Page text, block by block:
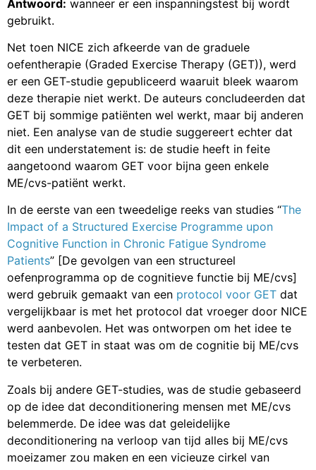
Antwoord: wanneer er een inspanningstest bij wordt
gebruikt.
Net toen NICE zich afkeerde van de graduele
oefentherapie (Graded Exercise Therapy (GET)), werd
er een GET-studie gepubliceerd waaruit bleek waarom
deze therapie niet werkt. De auteurs concludeerden dat
GET bij sommige patiënten wel werkt, maar bij anderen
niet. Een analyse van de studie suggereert echter dat
dit een understatement is: de studie heeft in feite
aangetoond waarom GET voor bijna geen enkele
ME/cvs-patiënt werkt.
In de eerste van een tweedelige reeks van studies “The
Impact of a Structured Exercise Programme upon
Cognitive Function in Chronic Fatigue Syndrome
Patients” [De gevolgen van een structureel
oefenprogramma op de cognitieve functie bij ME/cvs]
werd gebruik gemaakt van een protocol voor GET dat
vergelijkbaar is met het protocol dat vroeger door NICE
werd aanbevolen. Het was ontworpen om het idee te
testen dat GET in staat was om de cognitie bij ME/cvs
te verbeteren.
Zoals bij andere GET-studies, was de studie gebaseerd
op de idee dat deconditionering mensen met ME/cvs
belemmerde. De idee was dat geleidelijke
deconditionering na verloop van tijd alles bij ME/cvs
moeizamer zou maken en een vicieuze cirkel van